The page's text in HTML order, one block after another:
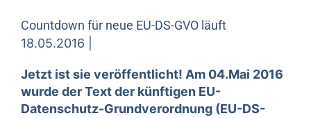
Countdown für neue EU-DS-GVO läuft
18.05.2016 |
Jetzt ist sie veröffentlicht! Am 04.Mai 2016
wurde der Text der künftigen EU-
Datenschutz-Grundverordnung (EU-DS-